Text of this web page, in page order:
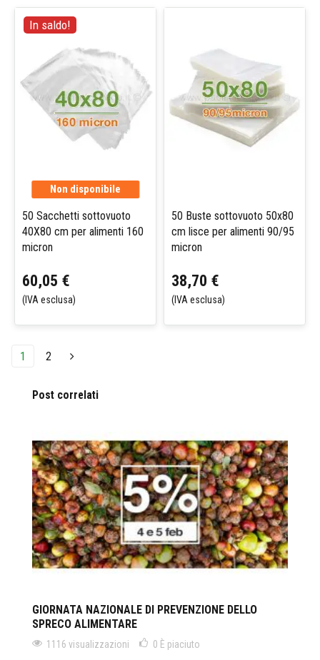
In saldo!
Non disponibile
50 Sacchetti sottovuoto
40X80 cm per alimenti 160
micron
60,05 €
(IVA esclusa)
50 Buste sottovuoto 50x80
cm lisce per alimenti 90/95
micron
38,70 €
(IVA esclusa)
1 2
Post correlati
GIORNATA NAZIONALE DI PREVENZIONE DELLO
SPRECO ALIMENTARE
1116 visualizzazioni 0 È piaciuto